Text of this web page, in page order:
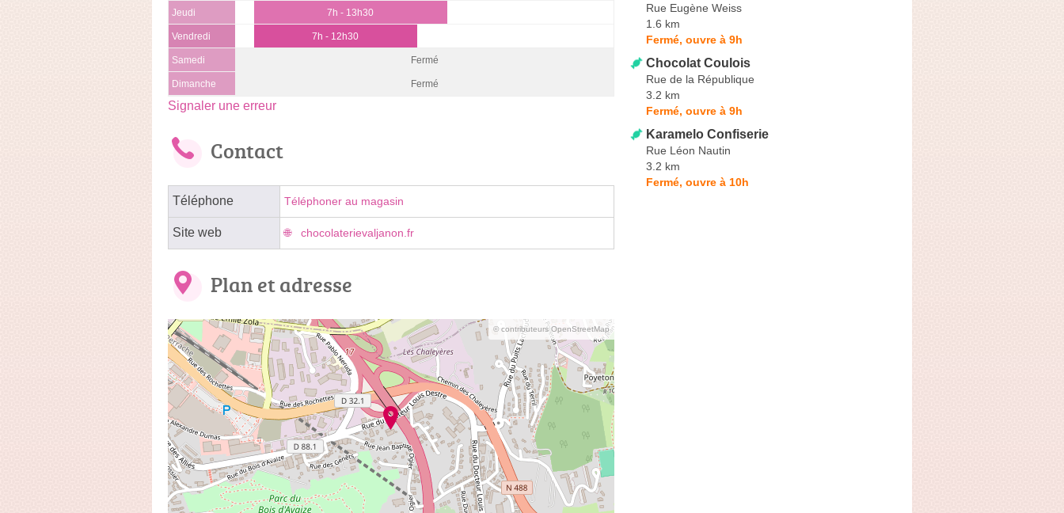
Jeudi 7h - 13h30
Vendredi 7h - 12h30
Samedi Fermé
Dimanche Fermé
Signaler une erreur
Contact
Téléphone Téléphoner au magasin
Site web chocolaterievaljanon.fr
Plan et adresse
© contributeurs OpenStreetMap
Rue Eugène Weiss
1.6 km
Fermé, ouvre à 9h
Chocolat Coulois
Rue de la République
3.2 km
Fermé, ouvre à 9h
Karamelo Confiserie
Rue Léon Nautin
3.2 km
Fermé, ouvre à 10h